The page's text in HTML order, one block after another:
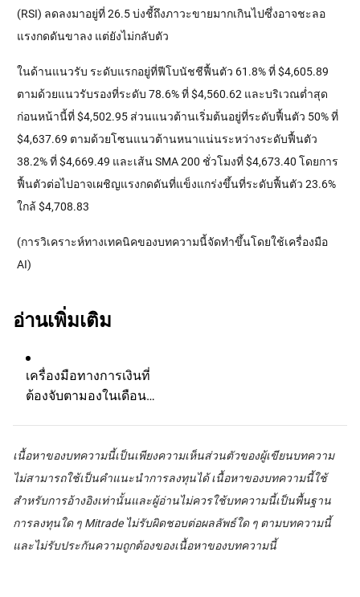
(RSI) ลดลงมาอยู่ที่ 26.5 บ่งชี้ถึงภาวะขายมากเกินไปซึ่งอาจชะลอ
แรงกดดันขาลง แต่ยังไม่กลับตัว
ในด้านแนวรับ ระดับแรกอยู่ที่ฟีโบนัชชีฟื้นตัว 61.8% ที่ $4,605.89
ตามด้วยแนวรับรองที่ระดับ 78.6% ที่ $4,560.62 และบริเวณต่ำสุด
ก่อนหน้านี้ที่ $4,502.95 ส่วนแนวต้านเริ่มต้นอยู่ที่ระดับฟื้นตัว 50% ที่
$4,637.69 ตามด้วยโซนแนวต้านหนาแน่นระหว่างระดับฟื้นตัว
38.2% ที่ $4,669.49 และเส้น SMA 200 ชั่วโมงที่ $4,673.40 โดยการ
ฟื้นตัวต่อไปอาจเผชิญแรงกดดันที่แข็งแกร่งขึ้นที่ระดับฟื้นตัว 23.6%
ใกล้ $4,708.83
(การวิเคราะห์ทางเทคนิคของบทความนี้จัดทำขึ้นโดยใช้เครื่องมือ
AI)
อ่านเพิ่มเติม
เครื่องมือทางการเงินที่
ต้องจับตามองในเดือน
บังคับใช้!
เนื้อหาของบทความนี้เป็นเพียงความเห็นส่วนตัวของผู้เขียนบทความ
ไม่สามารถใช้เป็นคำแนะนำการลงทุนได้ เนื้อหาของบทความนี้ใช้
สำหรับการอ้างอิงเท่านั้นและผู้อ่านไม่ควรใช้บทความนี้เป็นพื้นฐาน
การลงทุนใด ๆ Mitrade ไม่รับผิดชอบต่อผลลัพธ์ใด ๆ ตามบทความนี้
และไม่รับประกันความถูกต้องของเนื้อหาของบทความนี้